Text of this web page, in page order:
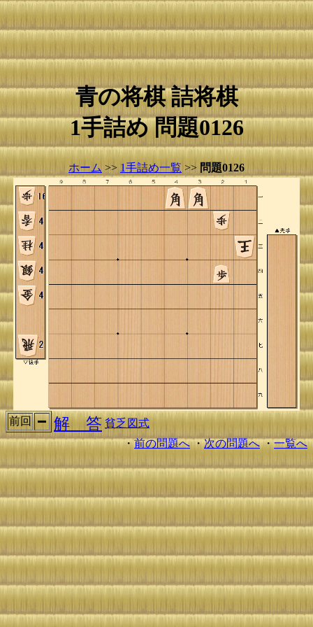
青の将棋 詰将棋
1手詰め 問題0126
ホーム >> 1手詰め一覧 >> 問題0126
前回 解 答 貧乏図式
・前の問題へ・次の問題へ・一覧へ